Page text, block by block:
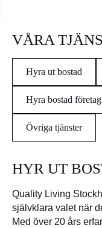
VÅRA
Hyra ut bostad
Hyra bostad företag
Övriga tjänster
HYR UT
Quality Living
självklara valet när
Med över 20 års